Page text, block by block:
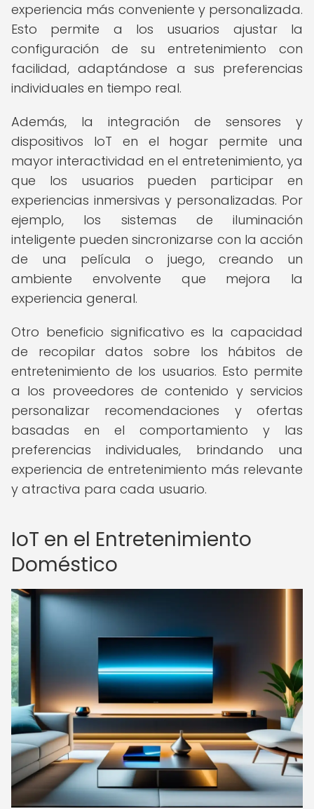
experiencia más conveniente y personalizada.
Esto permite a los usuarios ajustar la
configuración de su entretenimiento con
facilidad, adaptándose a sus preferencias
individuales en tiempo real.
Además, la integración de sensores y
dispositivos IoT en el hogar permite una
mayor interactividad en el entretenimiento, ya
que los usuarios pueden participar en
experiencias inmersivas y personalizadas. Por
ejemplo, los sistemas de iluminación
inteligente pueden sincronizarse con la acción
de una película o juego, creando un
ambiente envolvente que mejora la
experiencia general.
Otro beneficio significativo es la capacidad
de recopilar datos sobre los hábitos de
entretenimiento de los usuarios. Esto permite
a los proveedores de contenido y servicios
personalizar recomendaciones y ofertas
basadas en el comportamiento y las
preferencias individuales, brindando una
experiencia de entretenimiento más relevante
y atractiva para cada usuario.
IoT en el Entretenimiento
Doméstico